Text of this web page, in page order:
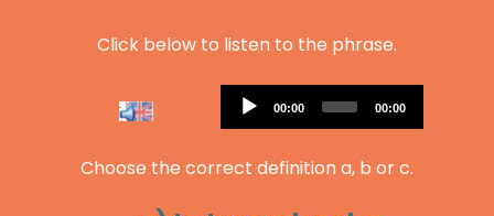
Click below to listen to the phrase.
Audio
Player
Current
00:00
Total
00:00
Choose the correct definition a, b or c.